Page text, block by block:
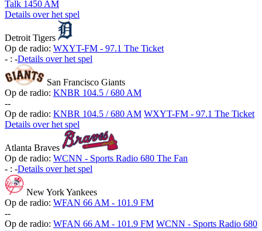
Talk 1450 AM
Details over het spel
Detroit Tigers
Op de radio: WXYT-FM - 97.1 The Ticket
- : -Details over het spel
San Francisco Giants
Op de radio: KNBR 104.5 / 680 AM
--
Op de radio: KNBR 104.5 / 680 AM WXYT-FM - 97.1 The Ticket
Details over het spel
Atlanta Braves
Op de radio: WCNN - Sports Radio 680 The Fan
- : -Details over het spel
New York Yankees
Op de radio: WFAN 66 AM - 101.9 FM
--
Op de radio: WFAN 66 AM - 101.9 FM WCNN - Sports Radio 680